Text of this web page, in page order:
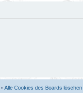
• Alle Cookies des Boards löschen